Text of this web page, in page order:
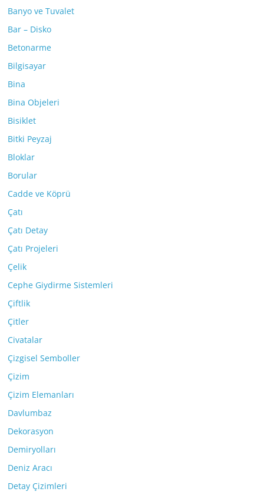
Banyo ve Tuvalet
Bar – Disko
Betonarme
Bilgisayar
Bina
Bina Objeleri
Bisiklet
Bitki Peyzaj
Bloklar
Borular
Cadde ve Köprü
Çatı
Çatı Detay
Çatı Projeleri
Çelik
Cephe Giydirme Sistemleri
Çiftlik
Çitler
Civatalar
Çizgisel Semboller
Çizim
Çizim Elemanları
Davlumbaz
Dekorasyon
Demiryolları
Deniz Aracı
Detay Çizimleri